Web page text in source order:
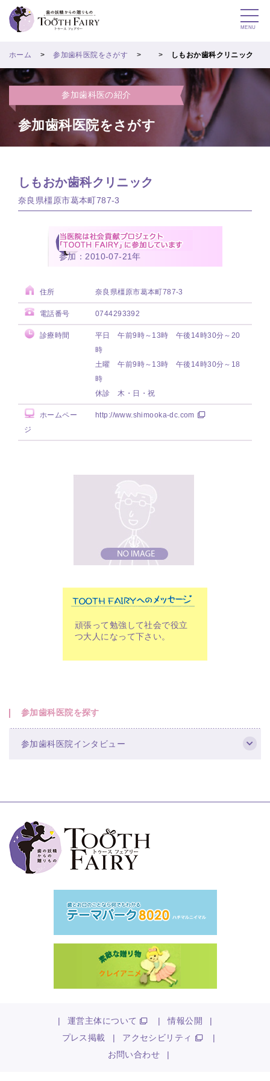
MENU
ホーム 参加歯科医院をさがす しもおか歯科クリニック
参加歯科医の紹介
参加歯科医院をさがす
しもおか歯科クリニック
奈良県橿原市葛本町787-3
参加：2010-07-21年
住所 奈良県橿原市葛本町787-3
電話番号 0744293392
診療時間
平日 午前9時～13時 午後14時30分～20
時
土曜 午前9時～13時 午後14時30分～18
時
休診 木・日・祝
ホームペー
ジ
http://www.shimooka-dc.com
頑張って勉強して社会で役立
つ大人になって下さい。
参加歯科医院を探す
参加歯科医院インタビュー
| 運営主体について | 情報公開
|
プレス掲載
| アクセシビリティ
|
お問い合わせ
|